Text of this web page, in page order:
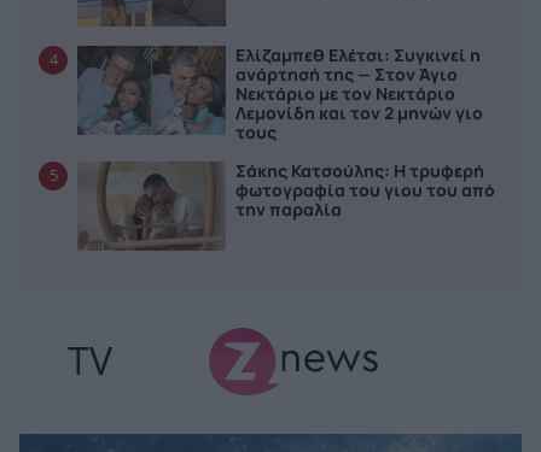
4
Ελίζαμπεθ Ελέτσι: Συγκινεί η
ανάρτησή της — Στον Άγιο
Νεκτάριο με τον Νεκτάριο
Λεμονίδη και τον 2 μηνών γιο
τους
5
Σάκης Κατσούλης: Η τρυφερή
φωτογραφία του γιου του από
την παραλία
TV